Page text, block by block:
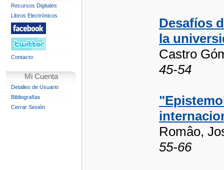
Recursos Digitales
Libros Electrónicos
Contacto
Mi Cuenta
Detalles de Usuario
Bibliografías
Cerrar Sesión
Desafíos
la
Castro
45-54
Româo,
55-66